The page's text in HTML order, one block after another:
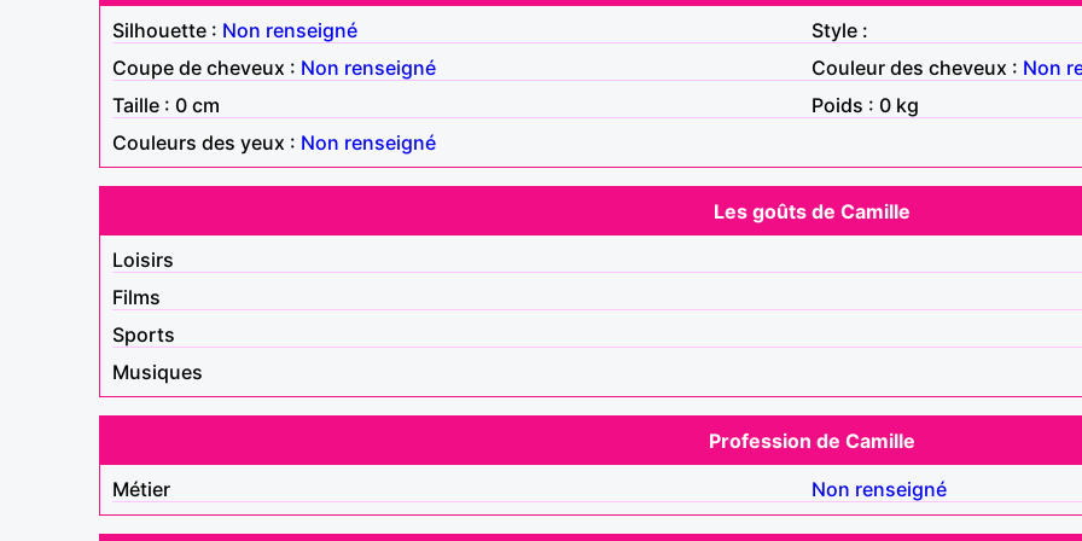
Silhouette : Non renseigné
Style :
Coupe de cheveux : Non renseigné Couleur des cheveux : Non
Taille : 0 cm
Poids : 0 kg
Couleurs des yeux : Non renseigné
Les goûts de Camille
Loisirs
Films
Sports
Musiques
Profession de Camille
Métier
Non renseigné